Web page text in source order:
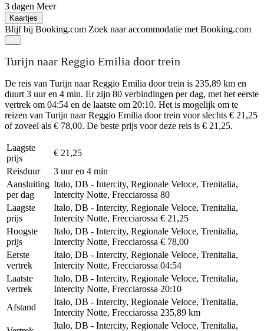
3 dagen Meer
Kaartjes
Blijf bij Booking.com Zoek naar accommodatie met Booking.com
Turijn naar Reggio Emilia door trein
De reis van Turijn naar Reggio Emilia door trein is 235,89 km en
duurt 3 uur en 4 min. Er zijn 80 verbindingen per dag, met het eerste
vertrek om 04:54 en de laatste om 20:10. Het is mogelijk om te
reizen van Turijn naar Reggio Emilia door trein voor slechts € 21,25
of zoveel als € 78,00. De beste prijs voor deze reis is € 21,25.
Laagste
prijs
€ 21,25
Reisduur
3 uur en 4 min
Aansluiting
per dag
Italo, DB - Intercity, Regionale Veloce, Trenitalia,
Intercity Notte, Frecciarossa 80
Laagste
prijs
Italo, DB - Intercity, Regionale Veloce, Trenitalia,
Intercity Notte, Frecciarossa € 21,25
Hoogste
prijs
Italo, DB - Intercity, Regionale Veloce, Trenitalia,
Intercity Notte, Frecciarossa € 78,00
Eerste
vertrek
Italo, DB - Intercity, Regionale Veloce, Trenitalia,
Intercity Notte, Frecciarossa 04:54
Laatste
vertrek
Italo, DB - Intercity, Regionale Veloce, Trenitalia,
Intercity Notte, Frecciarossa 20:10
Afstand
Italo, DB - Intercity, Regionale Veloce, Trenitalia,
Intercity Notte, Frecciarossa 235,89 km
Italo, DB - Intercity, Regionale Veloce, Trenitalia,